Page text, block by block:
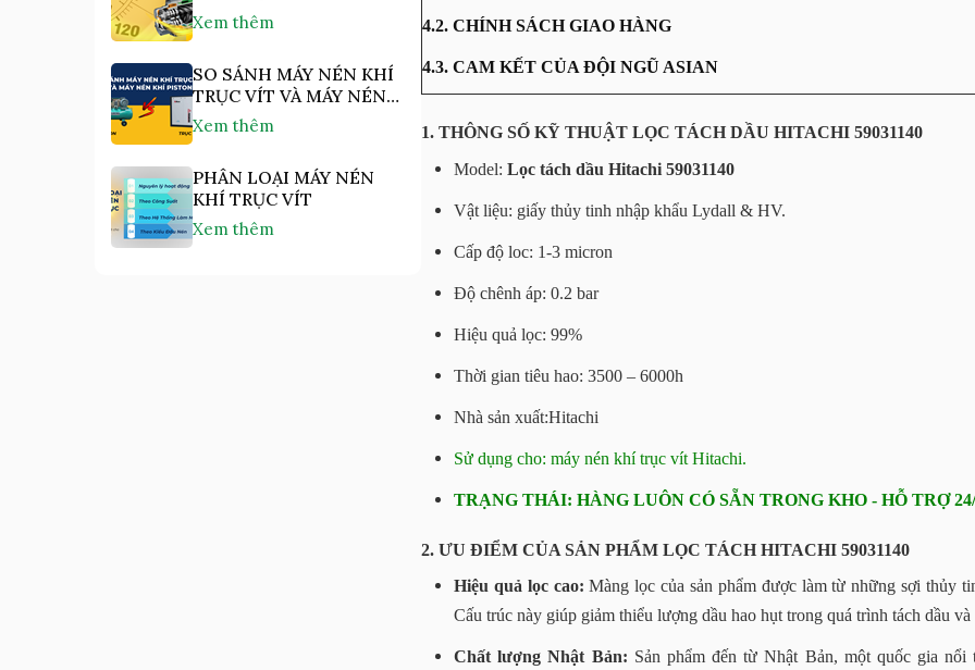
"NHIỆT ĐỘ CAO"
Xem thêm
SO SÁNH MÁY NÉN KHÍ
TRỤC VÍT VÀ MÁY NÉN
KHÍ PISTON
Xem thêm
PHÂN LOẠI MÁY NÉN
KHÍ TRỤC VÍT
Xem thêm
4.2. CHÍNH SÁCH GIAO HÀNG
4.3. CAM KẾT CỦA ĐỘI NGŨ ASIAN
1. THÔNG SỐ KỸ THUẬT LỌC TÁCH DẦU HITACHI 59031140
Model: Lọc tách dầu Hitachi 59031140
Vật liệu: giấy thủy tinh nhập khẩu Lydall & HV.
Cấp độ loc: 1-3 micron
Độ chênh áp: 0.2 bar
Hiệu quả lọc: 99%
Thời gian tiêu hao: 3500 – 6000h
Nhà sản xuất:Hitachi
Sử dụng cho: máy nén khí trục vít Hitachi.
TRẠNG THÁI: HÀNG LUÔN CÓ SẴN TRONG KHO - HỖ TRỢ
2. ƯU ĐIỂM CỦA SẢN PHẨM LỌC TÁCH HITACHI 59031140
Hiệu quả lọc cao: Màng lọc của sản phẩm được làm từ những sợi thủy
Cấu trúc này giúp giảm thiểu lượng dầu hao hụt trong quá trình tách dầu
Chất lượng Nhật Bản: Sản phẩm đến từ Nhật Bản, một quốc gia